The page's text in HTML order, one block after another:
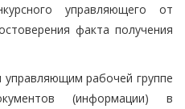
управляющего от
факта получения
управляющим рабочей группе
(информации) в